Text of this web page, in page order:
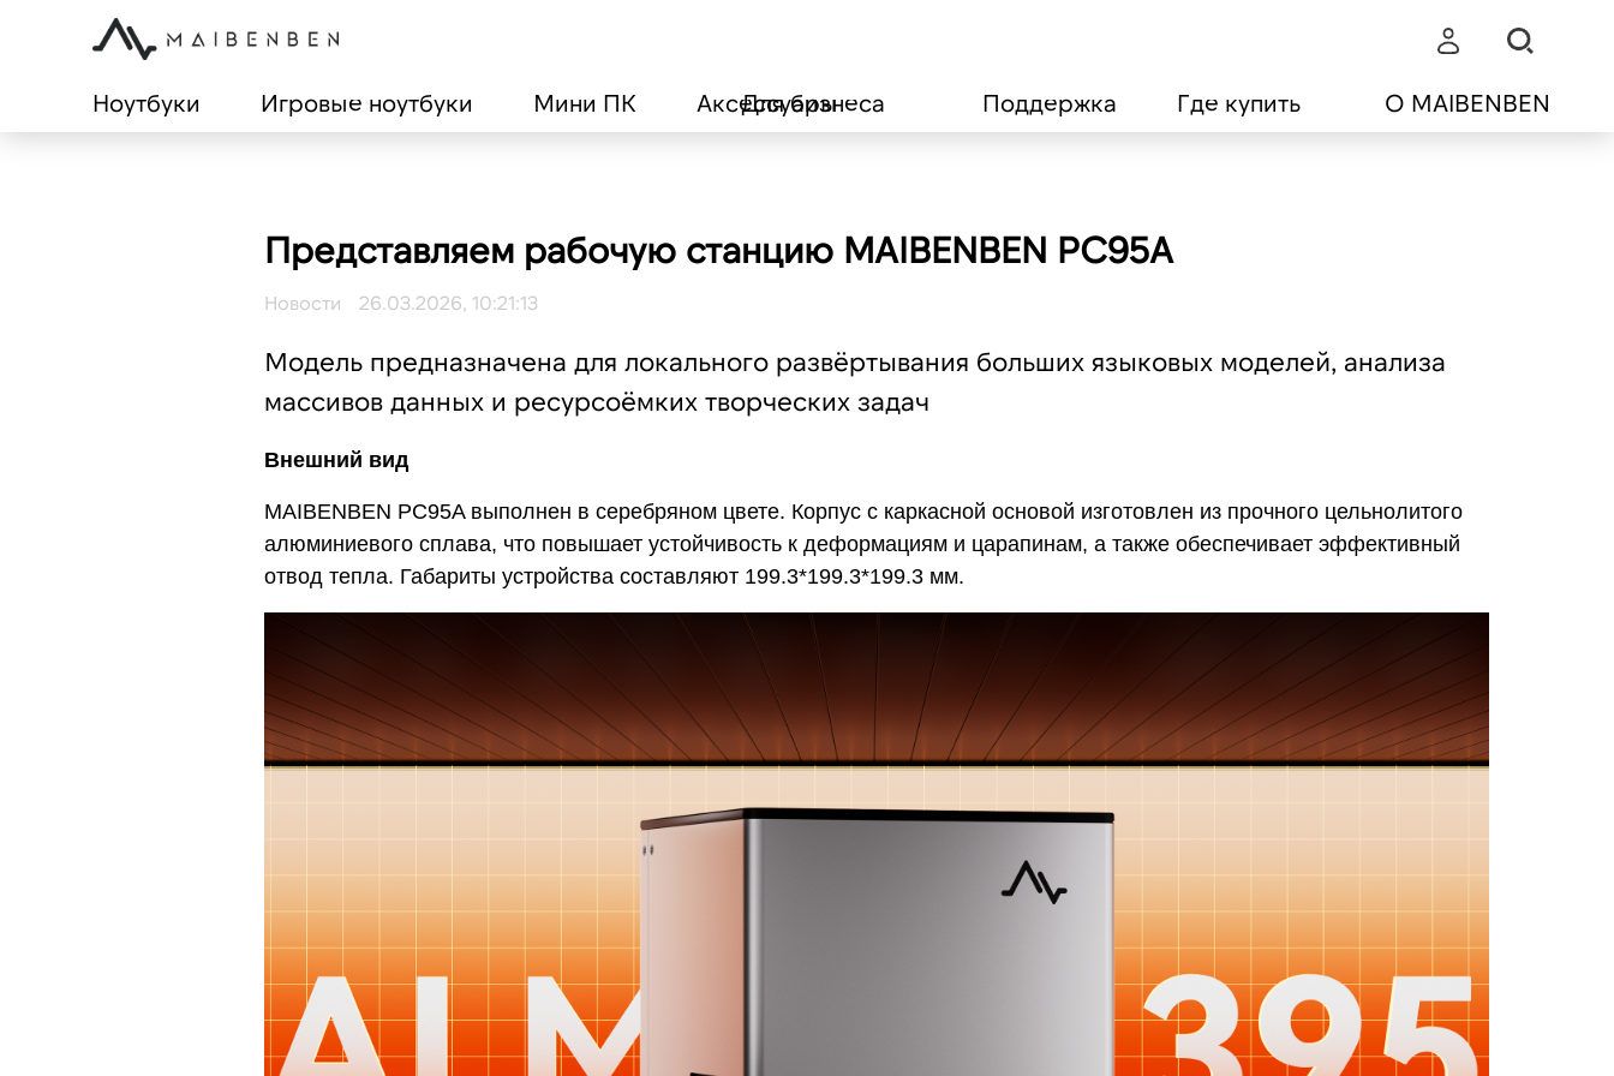
Ноутбуки Игровые ноутбуки Для бизнеса
Мини ПК Аксессуары Поддержка Где купить О MAIBENBEN
Представляем рабочую станцию MAIBENBEN PC95A
Новости 26.03.2026, 10:21:13
Модель предназначена для локального развёртывания больших языковых моделей, анализа
массивов данных и ресурсоёмких творческих задач
Внешний вид
MAIBENBEN PC95A выполнен в серебряном цвете. Корпус с каркасной основой изготовлен из прочного цельнолитого
алюминиевого сплава, что повышает устойчивость к деформациям и царапинам, а также обеспечивает эффективный
отвод тепла. Габариты устройства составляют 199.3*199.3*199.3 мм.